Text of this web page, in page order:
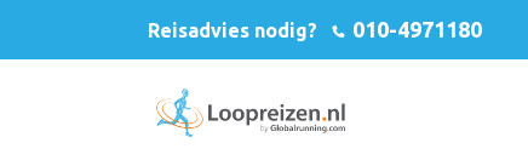
Reisadvies nodig? 010-4971180